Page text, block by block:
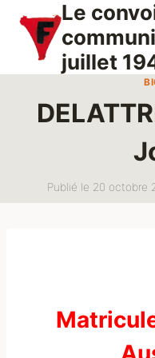
contenu
Le
juillet
Publié le 20 octobre